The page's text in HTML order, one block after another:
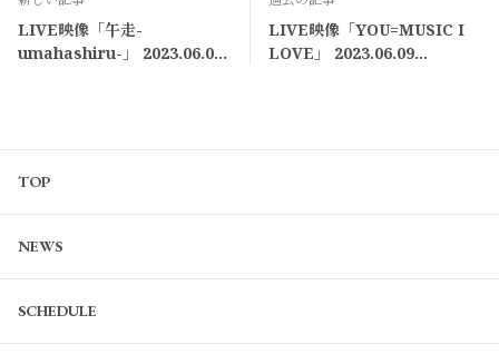
LIVE映像「午走-
umahashiru-」 2023.06.09
LIVE映像「YOU=MUSIC I
LOVE」 2023.06.09
TOP
NEWS
SCHEDULE